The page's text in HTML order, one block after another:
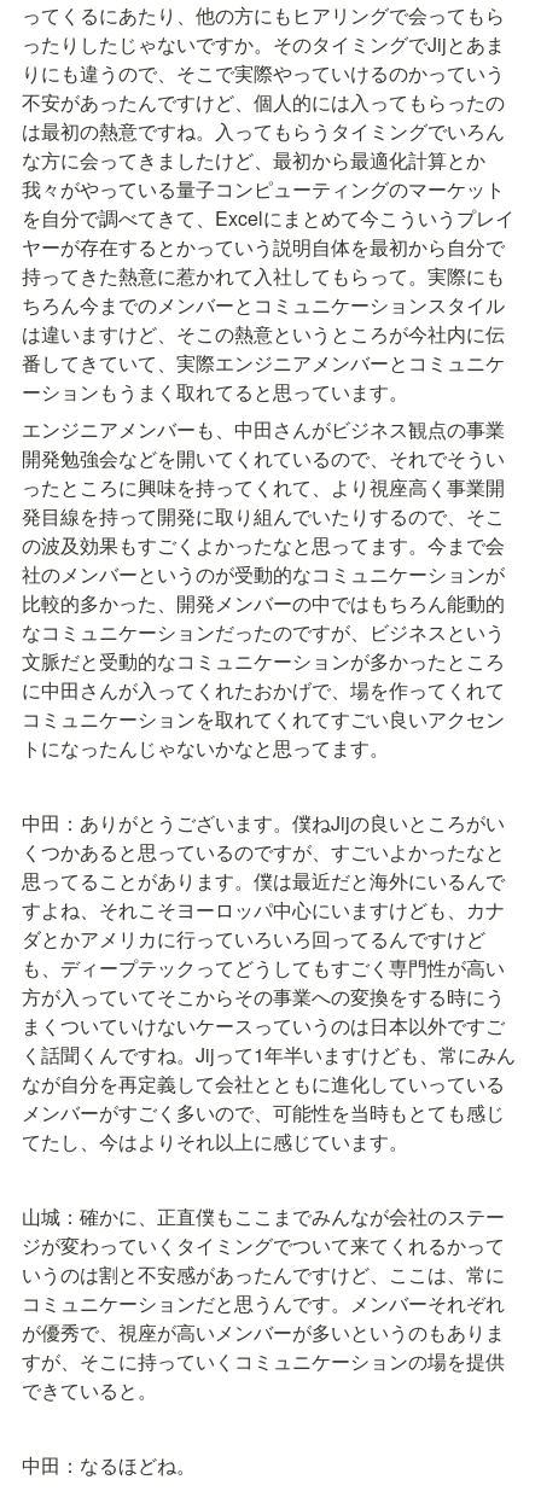
ってくるにあたり、他の方にもヒアリングで会ってもら
ったりしたじゃないですか。そのタイミングでJijとあま
りにも違うので、そこで実際やっていけるのかっていう
不安があったんですけど、個人的には入ってもらったの
は最初の熱意ですね。入ってもらうタイミングでいろん
な方に会ってきましたけど、最初から最適化計算とか
我々がやっている量子コンピューティングのマーケット
を自分で調べてきて、Excelにまとめて今こういうプレイ
ヤーが存在するとかっていう説明自体を最初から自分で
持ってきた熱意に惹かれて入社してもらって。実際にも
ちろん今までのメンバーとコミュニケーションスタイル
は違いますけど、そこの熱意というところが今社内に伝
番してきていて、実際エンジニアメンバーとコミュニケ
ーションもうまく取れてると思っています。
エンジニアメンバーも、中田さんがビジネス観点の事業
開発勉強会などを開いてくれているので、それでそうい
ったところに興味を持ってくれて、より視座高く事業開
発目線を持って開発に取り組んでいたりするので、そこ
の波及効果もすごくよかったなと思ってます。今まで会
社のメンバーというのが受動的なコミュニケーションが
比較的多かった、開発メンバーの中ではもちろん能動的
なコミュニケーションだったのですが、ビジネスという
文脈だと受動的なコミュニケーションが多かったところ
に中田さんが入ってくれたおかげで、場を作ってくれて
コミュニケーションを取れてくれてすごい良いアクセン
トになったんじゃないかなと思ってます。
中田：ありがとうございます。僕ねJijの良いところがい
くつかあると思っているのですが、すごいよかったなと
思ってることがあります。僕は最近だと海外にいるんで
すよね、それこそヨーロッパ中心にいますけども、カナ
ダとかアメリカに行っていろいろ回ってるんですけど
も、ディープテックってどうしてもすごく専門性が高い
方が入っていてそこからその事業への変換をする時にう
まくついていけないケースっていうのは日本以外ですご
く話聞くんですね。Jijって1年半いますけども、常にみん
なが自分を再定義して会社とともに進化していっている
メンバーがすごく多いので、可能性を当時もとても感じ
てたし、今はよりそれ以上に感じています。
山城：確かに、正直僕もここまでみんなが会社のステー
ジが変わっていくタイミングでついて来てくれるかって
いうのは割と不安感があったんですけど、ここは、常に
コミュニケーションだと思うんです。メンバーそれぞれ
が優秀で、視座が高いメンバーが多いというのもありま
すが、そこに持っていくコミュニケーションの場を提供
できていると。
中田：なるほどね。